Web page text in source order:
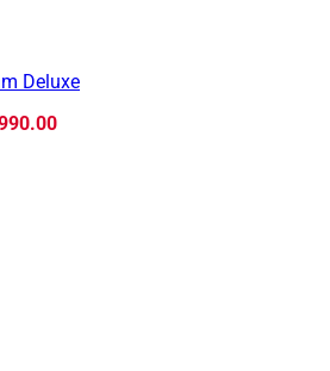
Deluxe
Preisspanne: